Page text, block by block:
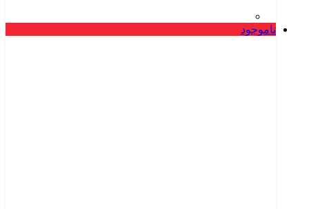
ناموجود